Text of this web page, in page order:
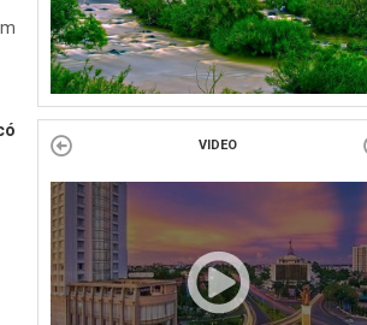
LIỆT SĨ, THƯƠNG BINH VÀ NGƯỜI CÓ CÔNG
VỚI CÁCH MẠNG!
Công đoàn phường Tuy Hòa tổ chức chuỗi
hoạt động chào mừng 97 năm ngày thành lập
Công đoàn Việt Nam (28/7/1929 –...
VIDEO